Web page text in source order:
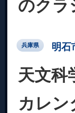
のクラ
兵庫県 明石
天文科
カレン